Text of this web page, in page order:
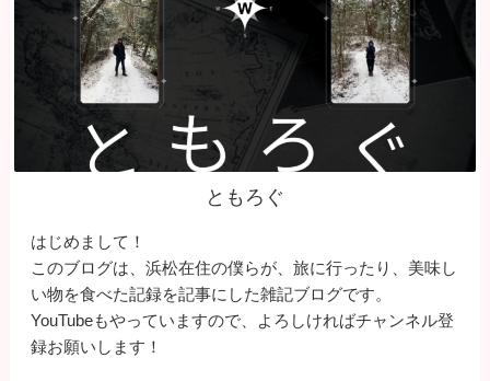
ともろぐ
はじめまして！
このブログは、浜松在住の僕らが、旅に行ったり、美味し
い物を食べた記録を記事にした雑記ブログです。
YouTubeもやっていますので、よろしければチャンネル登
録お願いします！